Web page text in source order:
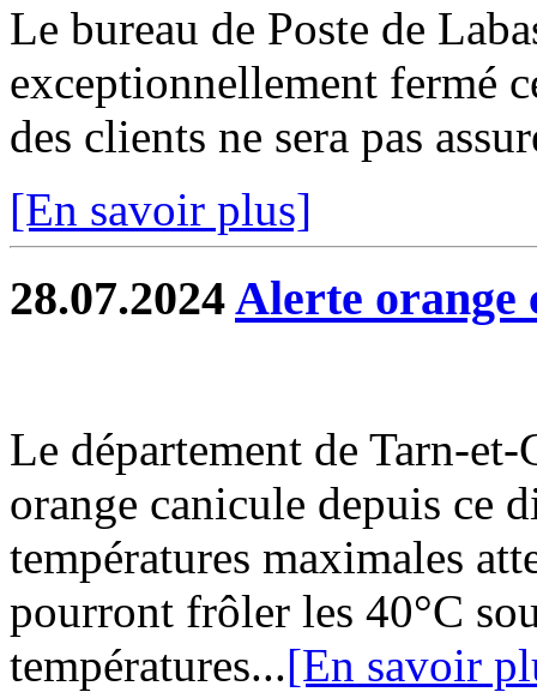
Le bureau de Poste de
exceptionnellement fermé
des clients ne sera pas
[En savoir plus]
28.07.2024Alerte orange
Le département de Tarn-
orange canicule depuis ce
températures maximales
pourront frôler les 40°C
températures...[En savoir